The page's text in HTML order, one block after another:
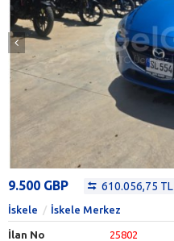
9.500 GBP 610.056,75 TL
İskele İskele Merkez
İlan No
25802